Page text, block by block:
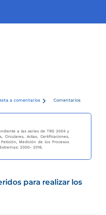
a comentarios Comentarios
a las series de TRD 2004 y
Circulares, Actas, Certificaciones,
Medición de los Procesos
2000- 2016.
para realizar los